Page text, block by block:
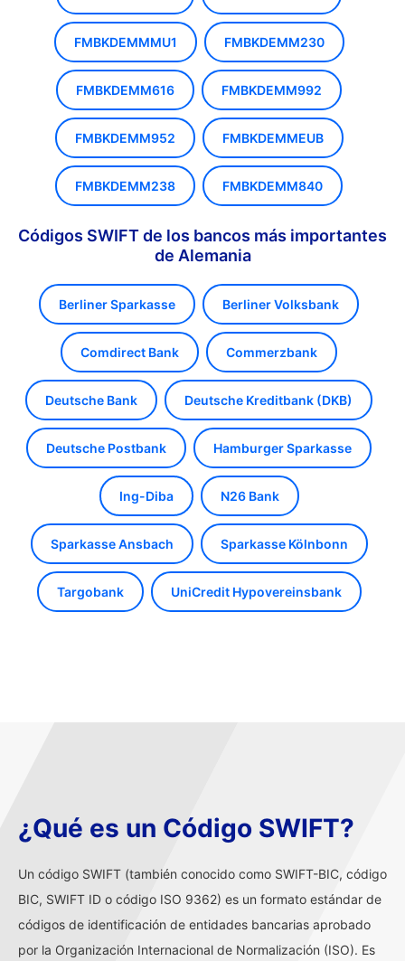
FMBKDEMMMU1 FMBKDEMM230
FMBKDEMM616 FMBKDEMM992
FMBKDEMM952 FMBKDEMMEUB
FMBKDEMM238 FMBKDEMM840
Códigos SWIFT de los bancos más importantes
de Alemania
Berliner Sparkasse Berliner Volksbank
Comdirect Bank Commerzbank
Deutsche Bank Deutsche Kreditbank (DKB)
Deutsche Postbank Hamburger Sparkasse
Ing-Diba N26 Bank
Sparkasse Ansbach Sparkasse Kölnbonn
Targobank UniCredit Hypovereinsbank
¿Qué es un Código SWIFT?
Un código SWIFT (también conocido como SWIFT-BIC, código
BIC, SWIFT ID o código ISO 9362) es un formato estándar de
códigos de identificación de entidades bancarias aprobado
por la Organización Internacional de Normalización (ISO). Es